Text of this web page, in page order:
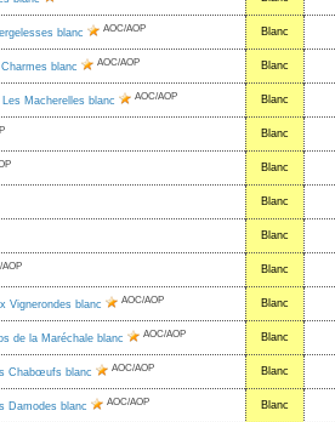
blanc AOC/AOP Blanc
blanc AOC/AOP Blanc
Macherelles blanc AOC/AOP Blanc
Blanc
Blanc
Blanc
Blanc
AOP Blanc
Vignerondes blanc AOC/AOP Blanc
de la Maréchale blanc AOC/AOP Blanc
Chabœufs blanc AOC/AOP Blanc
Damodes blanc AOC/AOP Blanc